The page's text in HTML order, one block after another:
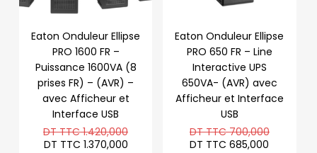
Eaton Onduleur Ellipse
PRO 1600 FR –
Puissance 1600VA (8
prises FR) – (AVR) –
avec Afficheur et
Interface USB
DT TTC1.420,000Le
DT TTC 1.370,000Le
Eaton Onduleur Ellipse
PRO 650 FR – Line
Interactive UPS
650VA- (AVR) avec
Afficheur et Interface
USB
DT TTC700,000Le
DT TTC 685,000